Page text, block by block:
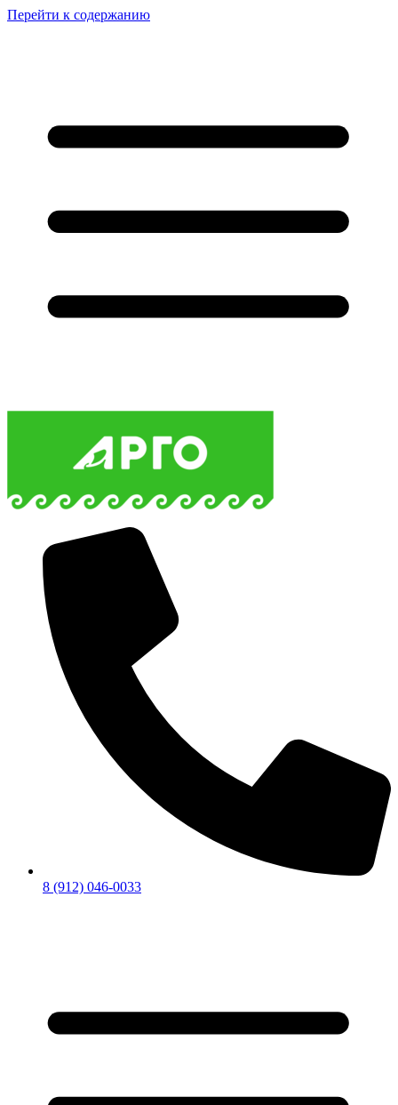
Перейти к содержанию
8 (912) 046-0033